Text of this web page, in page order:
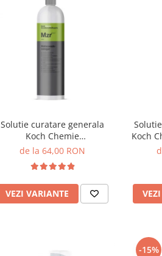
Solutie curatare generala
Koch Chemie
Mehrzweckreiniger, Mzr
de la 64,00 RON
VEZI VARIANTE
Koch
-15%